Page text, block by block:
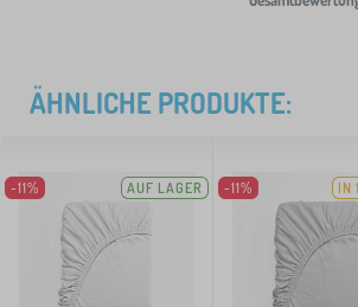
ÄHNLICHE PRODUKTE:
-11% AUF LAGER -11% IN